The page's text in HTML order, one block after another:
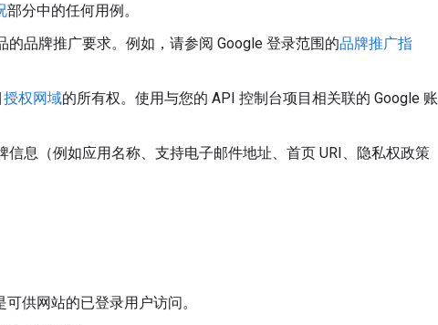
部分中的任何用例。
品牌推广要求。例如，请参阅 Google 登录范围的品牌推广指
授权网域的所有权。使用与您的 API 控制台项目相关联的 Google 账
信息（例如应用名称、支持电子邮件地址、首页 URI、隐私权政策
供网站的已登录用户访问。